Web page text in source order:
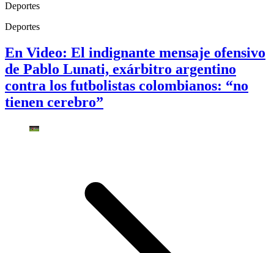
Deportes
Deportes
En Video: El indignante mensaje ofensivo
de Pablo Lunati, exárbitro argentino
contra los futbolistas colombianos: “no
tienen cerebro”